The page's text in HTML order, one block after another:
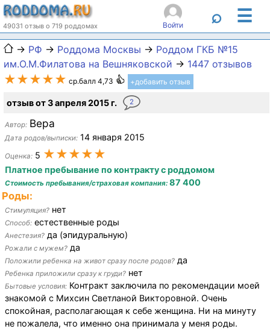
49031 отзыв о 719 роддомах Войти ⌕ ☰
→ РФ → Роддома Москвы → Роддом ГКБ №15
им.О.М.Филатова на Вешняковской → 1447 отзывов
★★★★★ ср.балл 4,73 +добавить отзыв
отзыв от 3 апреля 2015 г. 2
Автор: Вера
Дата родов/выписки: 14 января 2015
Оценка: 5 ★★★★★
Платное пребывание по контракту с роддомом
Стоимость пребывания/страховая компания: 87 400
Роды:
Стимуляция? нет
Способ: естественные роды
Анестезия? да (эпидуральную)
Рожали с мужем? да
Положили ребенка на живот сразу после родов? да
Ребенка приложили сразу к груди? нет
Бытовые условия: Контракт заключила по рекомендации моей
знакомой с Михсин Светланой Викторовной. Очень
спокойная, располагающая к себе женщина. Ни на минуту
не пожалела, что именно она принимала у меня роды.